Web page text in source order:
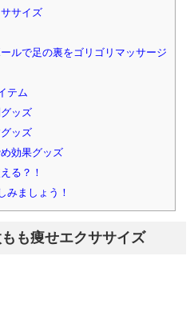
サイズ
ルで足の裏をゴリゴリマッサージ
テム
ッズ
ッズ
効果グッズ
る？！
みましょう！
も痩せエクササイズ